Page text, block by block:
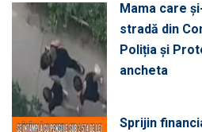
Mama care
stradă din
Poliția și
ancheta
Sprijin